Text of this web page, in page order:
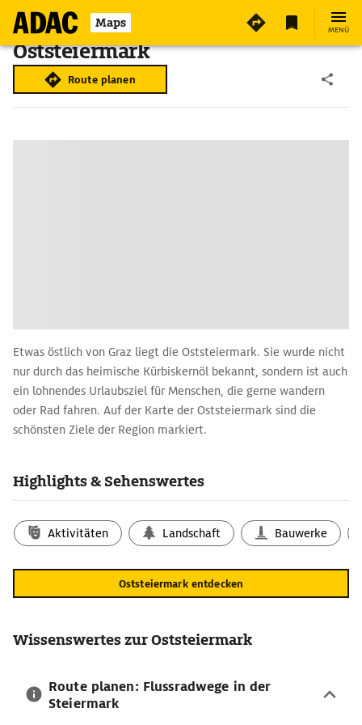
Maps MENÜ
Oststeiermark
Route planen
Etwas östlich von Graz liegt die Oststeiermark. Sie wurde nicht
nur durch das heimische Kürbiskernöl bekannt, sondern ist auch
ein lohnendes Urlaubsziel für Menschen, die gerne wandern
oder Rad fahren. Auf der Karte der Oststeiermark sind die
schönsten Ziele der Region markiert.
Fürstenfeld
Geografisch umfasst die Oststeiermark in Österreich die
Bezirke Hartberg-Fürstenfeld und Weiz. Gerade die Stadt
Fürstenfeld lockt Gäste mit baulichen Meisterwerken wie der
Jahrhundert immer wieder Opfer von Zerstörungen wurde, ist
sie heute ein Sammelsurium verschiedener Epochen und
Routenplaner für die Oststeiermark: die besten
Die Oststeiermark wird gerne als Vulkanland bezeichnet. Hier
finden sich Vulkanreste, die mehr als 17 Millionen Jahre alt sind.
Highlights & Sehenswertes
Aktivitäten Landschaft Bauwerke
Oststeiermark entdecken
Wissenswertes zur Oststeiermark
Route planen: Flussradwege in der
Steiermark